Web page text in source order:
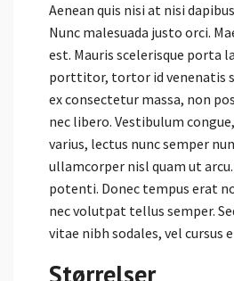
Aenean quis nisi at nisi
Nunc malesuada justo orci.
est. Mauris scelerisque porta
porttitor, tortor id venenatis
ex consectetur massa, non
nec libero. Vestibulum
varius, lectus nunc semper
ullamcorper nisl quam ut arcu.
potenti. Donec tempus erat
nec volutpat tellus semper.
vitae nibh sodales, vel cursus